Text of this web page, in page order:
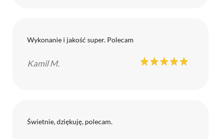
Wykonanie i jakość super. Polecam
Kamil M.
Świetnie, dziękuję, polecam.